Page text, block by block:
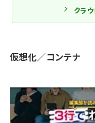
クラ
仮想化／コンテナ